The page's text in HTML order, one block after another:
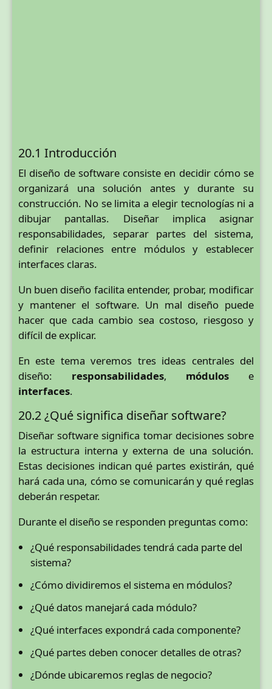
20.1 Introducción
El diseño de software consiste en decidir cómo se
organizará una solución antes y durante su
construcción. No se limita a elegir tecnologías ni a
dibujar pantallas. Diseñar implica asignar
responsabilidades, separar partes del sistema,
definir relaciones entre módulos y establecer
interfaces claras.
Un buen diseño facilita entender, probar, modificar
y mantener el software. Un mal diseño puede
hacer que cada cambio sea costoso, riesgoso y
difícil de explicar.
En este tema veremos tres ideas centrales del
diseño: responsabilidades, módulos e
interfaces.
20.2 ¿Qué significa diseñar software?
Diseñar software significa tomar decisiones sobre
la estructura interna y externa de una solución.
Estas decisiones indican qué partes existirán, qué
hará cada una, cómo se comunicarán y qué reglas
deberán respetar.
Durante el diseño se responden preguntas como:
¿Qué responsabilidades tendrá cada parte del
sistema?
¿Cómo dividiremos el sistema en módulos?
¿Qué datos manejará cada módulo?
¿Qué interfaces expondrá cada componente?
¿Qué partes deben conocer detalles de otras?
¿Dónde ubicaremos reglas de negocio?